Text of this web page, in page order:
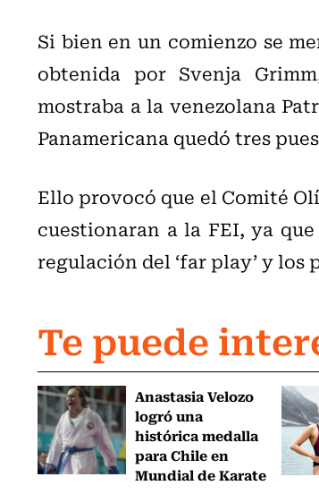
Si bien en un comienzo se
obtenida por Svenja
mostraba a la venezolana
Panamericana quedó tres
Ello provocó que el Comité
cuestionaran a la FEI, ya
regulación del ‘far play’ y
Te puede
Anastasia Velozo
logró una
histórica medalla
para Chile en
Mundial de Karate